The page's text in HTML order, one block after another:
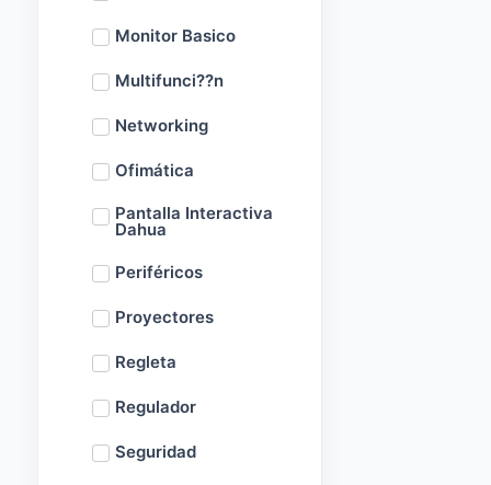
Monitor Basico
Multifunci??n
Networking
Ofimática
Pantalla Interactiva
Dahua
Periféricos
Proyectores
Regleta
Regulador
Seguridad